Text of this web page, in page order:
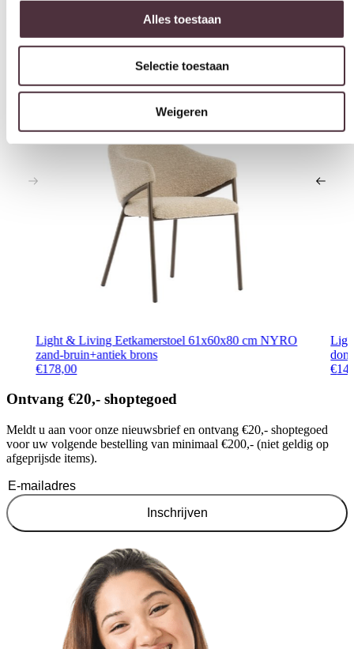
Interessant voor jou
Light & Living Eetkamerstoel 61x60x80 cm NYRO
zand-bruin+antiek brons
€178,00
€
Ontvang €20,- shoptegoed
Meldt u aan voor onze nieuwsbrief en ontvang €20,- shoptegoed
voor uw volgende bestelling van minimaal €200,- (niet geldig op
afgeprijsde items).
Inschrijven